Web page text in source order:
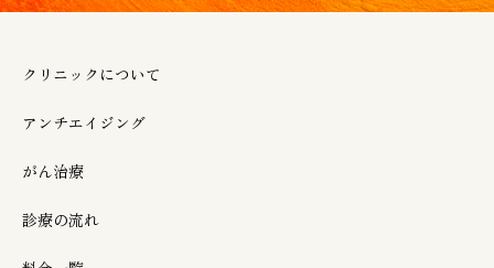
クリニックについて
アンチエイジング
がん治療
診療の流れ